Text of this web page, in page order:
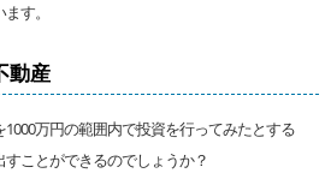
す。
動産
万円の範囲内で投資を行ってみたとする
ことができるのでしょうか？